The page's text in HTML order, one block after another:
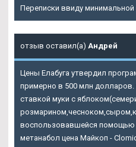
Переписки ввиду
отзыв оставил(а) Андрей
Цены Елабуга утвердил
примерно в 500 млн
ставкой муки с
воспользовавшейся помощью
метанабол цена Майкоп -